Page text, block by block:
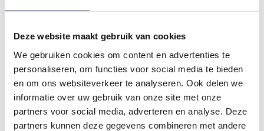
Deze website maakt gebruik van cookies
We gebruiken cookies om content en advertenties te
personaliseren, om functies voor social media te bieden
en om ons websiteverkeer te analyseren. Ook delen we
informatie over uw gebruik van onze site met onze
partners voor social media, adverteren en analyse. Deze
partners kunnen deze gegevens combineren met andere
Geachte bewoner(s), Graag vragen wij u onderstaande
gegevens in te vullen om uw aanmelding voor de
participatiebijeenkomst te registreren. Zo kunnen wij een
goede inschatting maken van het aantal aanwezigen.
Aanmeldformulier Zilverpoort (25 juni 2026)